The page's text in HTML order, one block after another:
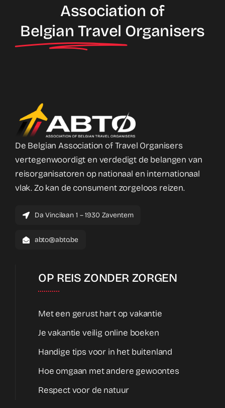
Association of
Belgian Travel Organisers
De Belgian Association of Travel Organisers
vertegenwoordigt en verdedigt de belangen van
reisorganisatoren op nationaal en internationaal
vlak. Zo kan de consument zorgeloos reizen.
Da Vincilaan 1 – 1930 Zaventem
abto@abto.be
OP REIS ZONDER ZORGEN
Met een gerust hart op vakantie
Je vakantie veilig online boeken
Handige tips voor in het buitenland
Hoe omgaan met andere gewoontes
Respect voor de natuur